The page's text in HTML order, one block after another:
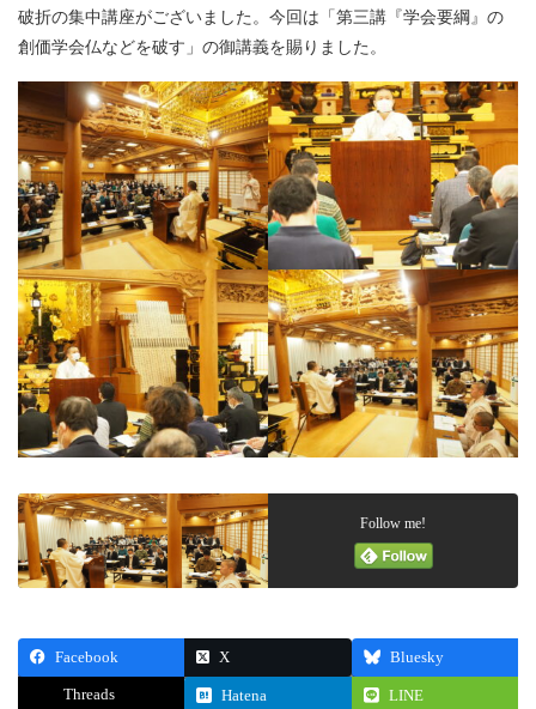
破折の集中講座がございました。今回は「第三講『学会要綱』の
創価学会仏などを破す」の御講義を賜りました。
Follow me!
Facebook X Bluesky
Threads Hatena LINE